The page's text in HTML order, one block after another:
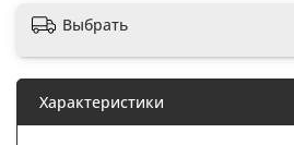
Выбрать
Характеристики